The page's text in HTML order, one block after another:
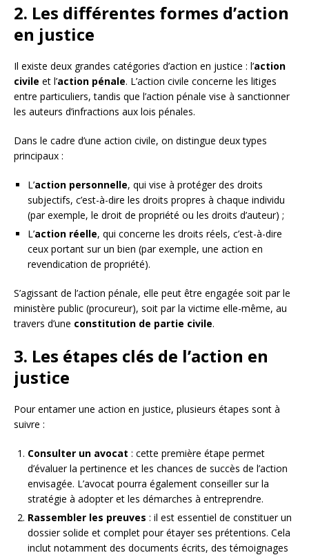
2. Les différentes formes d’action
en justice
Il existe deux grandes catégories d’action en justice : l’action
civile et l’action pénale. L’action civile concerne les litiges
entre particuliers, tandis que l’action pénale vise à sanctionner
les auteurs d’infractions aux lois pénales.
Dans le cadre d’une action civile, on distingue deux types
principaux :
L’action personnelle, qui vise à protéger des droits
subjectifs, c’est-à-dire les droits propres à chaque individu
(par exemple, le droit de propriété ou les droits d’auteur) ;
L’action réelle, qui concerne les droits réels, c’est-à-dire
ceux portant sur un bien (par exemple, une action en
revendication de propriété).
S’agissant de l’action pénale, elle peut être engagée soit par le
ministère public (procureur), soit par la victime elle-même, au
travers d’une constitution de partie civile.
3. Les étapes clés de l’action en
justice
Pour entamer une action en justice, plusieurs étapes sont à
suivre :
Consulter un avocat : cette première étape permet
d’évaluer la pertinence et les chances de succès de l’action
envisagée. L’avocat pourra également conseiller sur la
stratégie à adopter et les démarches à entreprendre.
Rassembler les preuves : il est essentiel de constituer un
dossier solide et complet pour étayer ses prétentions. Cela
inclut notamment des documents écrits, des témoignages